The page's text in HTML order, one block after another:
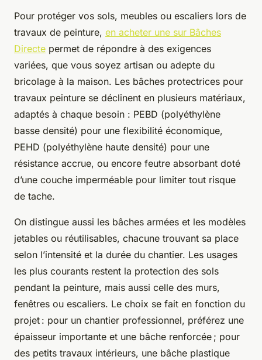
Pour protéger vos sols, meubles ou escaliers lors de
travaux de peinture, en acheter une sur Bâches
Directe permet de répondre à des exigences
variées, que vous soyez artisan ou adepte du
bricolage à la maison. Les bâches protectrices pour
travaux peinture se déclinent en plusieurs matériaux,
adaptés à chaque besoin : PEBD (polyéthylène
basse densité) pour une flexibilité économique,
PEHD (polyéthylène haute densité) pour une
résistance accrue, ou encore feutre absorbant doté
d’une couche imperméable pour limiter tout risque
de tache.
On distingue aussi les bâches armées et les modèles
jetables ou réutilisables, chacune trouvant sa place
selon l’intensité et la durée du chantier. Les usages
les plus courants restent la protection des sols
pendant la peinture, mais aussi celle des murs,
fenêtres ou escaliers. Le choix se fait en fonction du
projet : pour un chantier professionnel, préférez une
épaisseur importante et une bâche renforcée ; pour
des petits travaux intérieurs, une bâche plastique